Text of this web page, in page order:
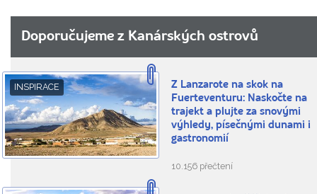
Doporučujeme z Kanárských ostrovů
INSPIRACE
Z Lanzarote na skok na
Fuerteventuru: Naskočte na
trajekt a plujte za snovými
výhledy, písečnými dunami i
gastronomií
10.156 přečtení